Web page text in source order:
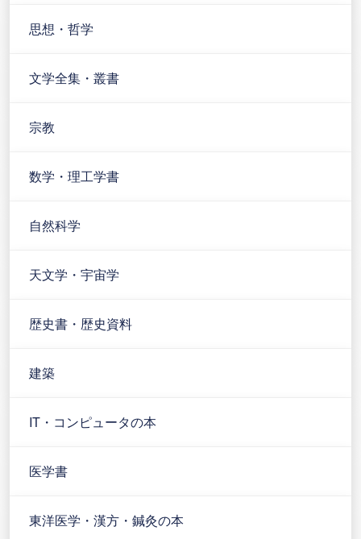
思想・哲学
文学全集・叢書
宗教
数学・理工学書
自然科学
天文学・宇宙学
歴史書・歴史資料
建築
IT・コンピュータの本
医学書
東洋医学・漢方・鍼灸の本